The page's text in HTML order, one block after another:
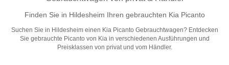
Finden Sie in Hildesheim Ihren gebrauchten Kia Picanto
Suchen Sie in Hildesheim einen Kia Picanto Gebrauchtwagen? Entdecken
Sie gebrauchte Picanto von Kia in verschiedenen Ausführungen und
Preisklassen von privat und vom Händler.